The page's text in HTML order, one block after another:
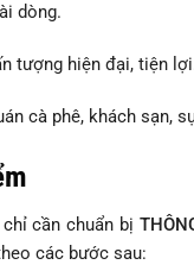
dòng.
tượng hiện đại, tiện
cà phê, khách sạn,
cần chuẩn bị
các bước sau: